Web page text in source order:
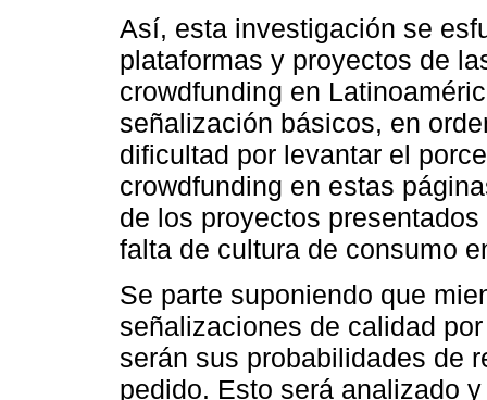
Así, esta investigación se
plataformas y proyectos de
crowdfunding en
señalización básicos, en
dificultad por levantar el
crowdfunding en estas
de los proyectos
falta de cultura de consumo
Se parte suponiendo que
señalizaciones de calidad
serán sus probabilidades de
pedido. Esto será analizado